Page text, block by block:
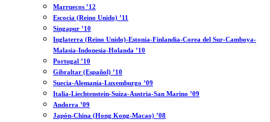
Marruecos ’12
Escocia (Reino Unido) ’11
Singapur ’10
Inglaterra (Reino Unido)-Estonia-Finlandia-Corea del Sur-Camboya-
Malasia-Indonesia-Holanda ’10
Portugal ’10
Gibraltar (Español) ’10
Suecia-Alemania-Luxemburgo ’09
Italia-Liechtenstein-Suiza-Austria-San Marino ’09
Andorra ’09
Japón-China (Hong Kong-Macao) ’08